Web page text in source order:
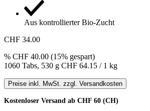
Aus kontrollierter Bio-Zucht
CHF 34.00
% CHF 40.00 (15% gespart)
1060 Tabs, 530 g CHF 64.15 / 1 kg
Preise inkl. MwSt. zzgl. Versandkosten
Kostenloser Versand ab CHF 60 (CH)